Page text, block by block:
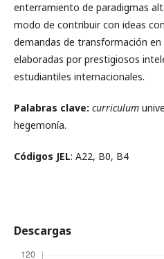
enterramiento de paradigmas
modo de contribuir con ideas
demandas de transformación
elaboradas por prestigiosos
estudiantiles internacionales.
Palabras clave: curriculum
hegemonía.
Códigos JEL: A22, B0, B4
Descargas